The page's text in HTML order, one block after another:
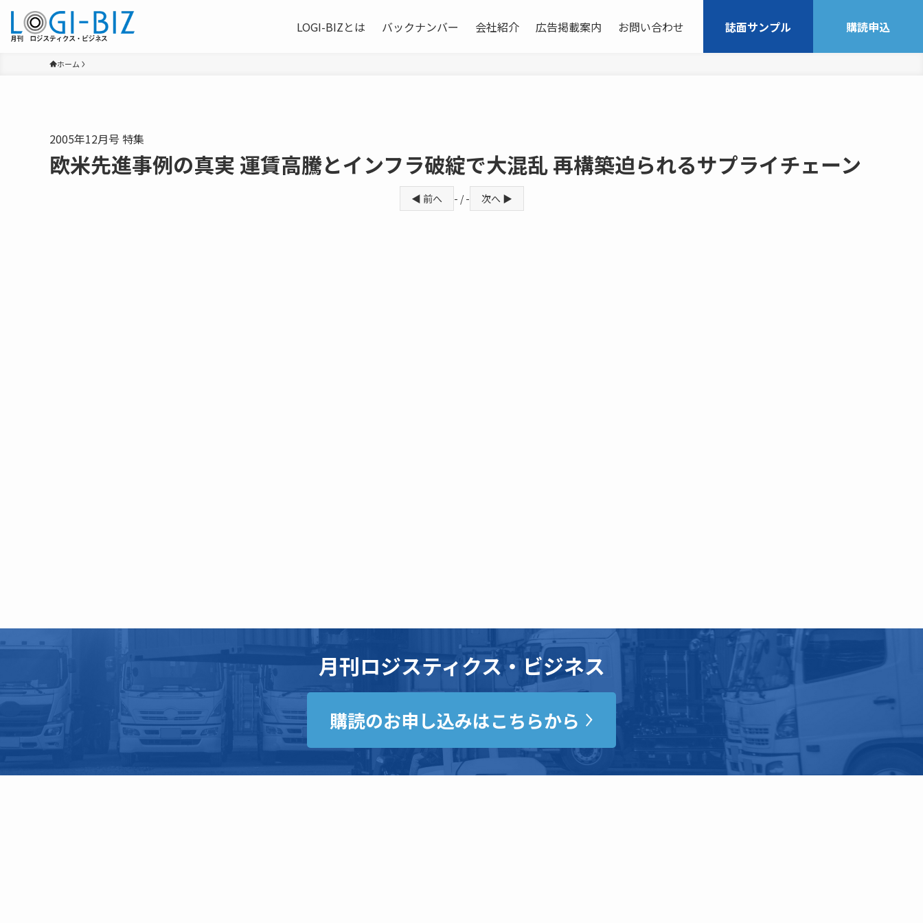
LOGI-BIZとは バックナンバー 会社紹介 広告掲載案内 お問い合わせ 誌面サンプル 購読申込
ホーム
2005年12月号 特集
欧米先進事例の真実 運賃高騰とインフラ破綻で大混乱 再構築迫られるサプライチェーン
◀ 前へ - / - 次へ ▶
月刊ロジスティクス・ビジネス
購読のお申し込みはこちらから